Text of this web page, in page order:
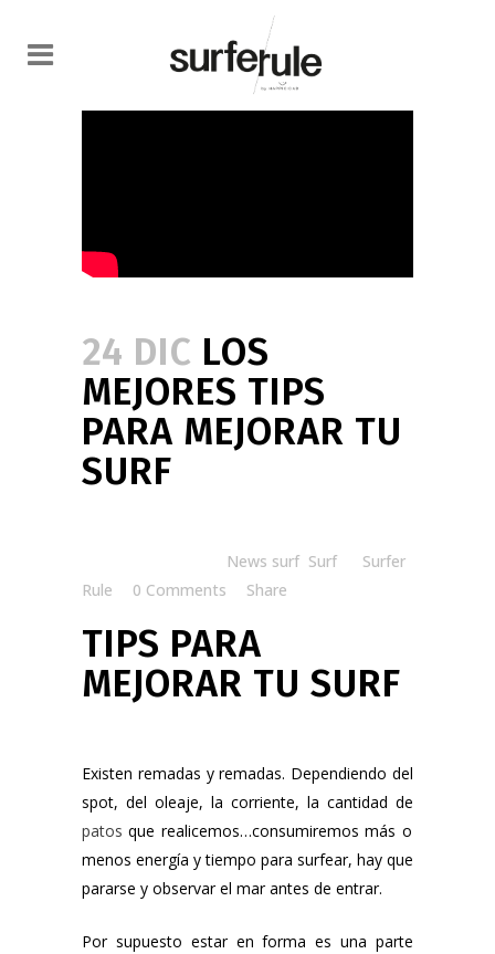
24 DIC LOS
MEJORES TIPS
PARA MEJORAR TU
SURF
News surf Surf
Surfer
Rule
0 Comments Share
TIPS PARA
MEJORAR TU SURF
Existen remadas y remadas. Dependiendo del
spot, del oleaje, la corriente, la cantidad de
patosque realicemos…consumiremos más o
menos energía y tiempo para surfear, hay que
pararse y observar el mar antes de entrar.
Por supuesto estar en forma es una parte